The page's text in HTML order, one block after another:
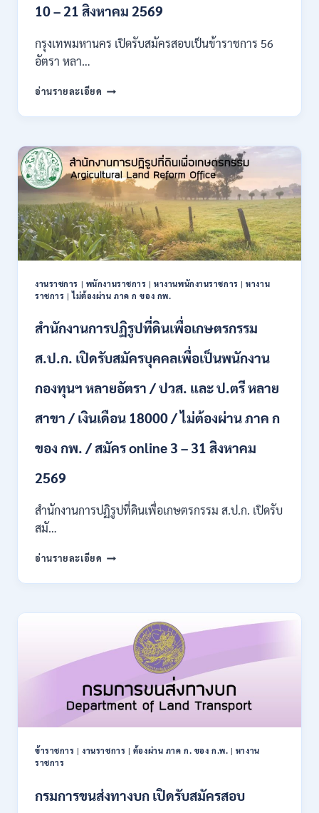
23,290
สมัคร
ONLINE
26
10 – 21 สิงหาคม 2569
กรุงเทพมหานคร เปิดรับสมัครสอบเป็นข้าราชการ 56
อัตรา หลา…
อ่านรายละเอียด กรุงเทพมหานคร
รับ
สอบ
เป็น
ข้าราชการ
56
อัตรา
หลาย
ตำแหน่ง
/
ปวช.
ป.ตรี
หลาย
/
ต้อง
ภาค
ของ
/
–
28780
10
21
2569
งานราชการ | พนักงานราชการ |หางานพนักงานราชการ |หางาน
ราชการ |ไม่ต้องผ่าน ภาค ก ของ กพ.
สำนักงานการปฏิรูปที่ดินเพื่อเกษตรกรรม
ส.ป.ก. เปิดรับสมัครบุคคลเพื่อเป็นพนักงาน
กองทุนฯ หลายอัตรา / ปวส. และ ป.ตรี หลาย
สาขา / เงินเดือน 18000 / ไม่ต้องผ่าน ภาค ก
ของ กพ. / สมัคร online 3 – 31 สิงหาคม
2569
สำนักงานการปฏิรูปที่ดินเพื่อเกษตรกรรม ส.ป.ก. เปิดรับ
สมั…
อ่านรายละเอียด สำนักงาน
ปฏิรูป
เพื่อ
เกษตรกรรม
เปิด
สมัคร
บุคคล
เพื่อ
เป็น
กอง
อัตรา
ข้าราชการ |งานราชการ | ต้องผ่าน ภาค ก. ของ ก.พ. | หางาน
ราชการ
กรมการขนส่งทางบก เปิดรับสมัครสอบ